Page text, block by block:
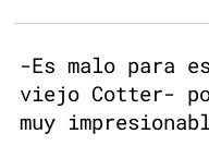
-Es malo para
viejo Cotter-
muy